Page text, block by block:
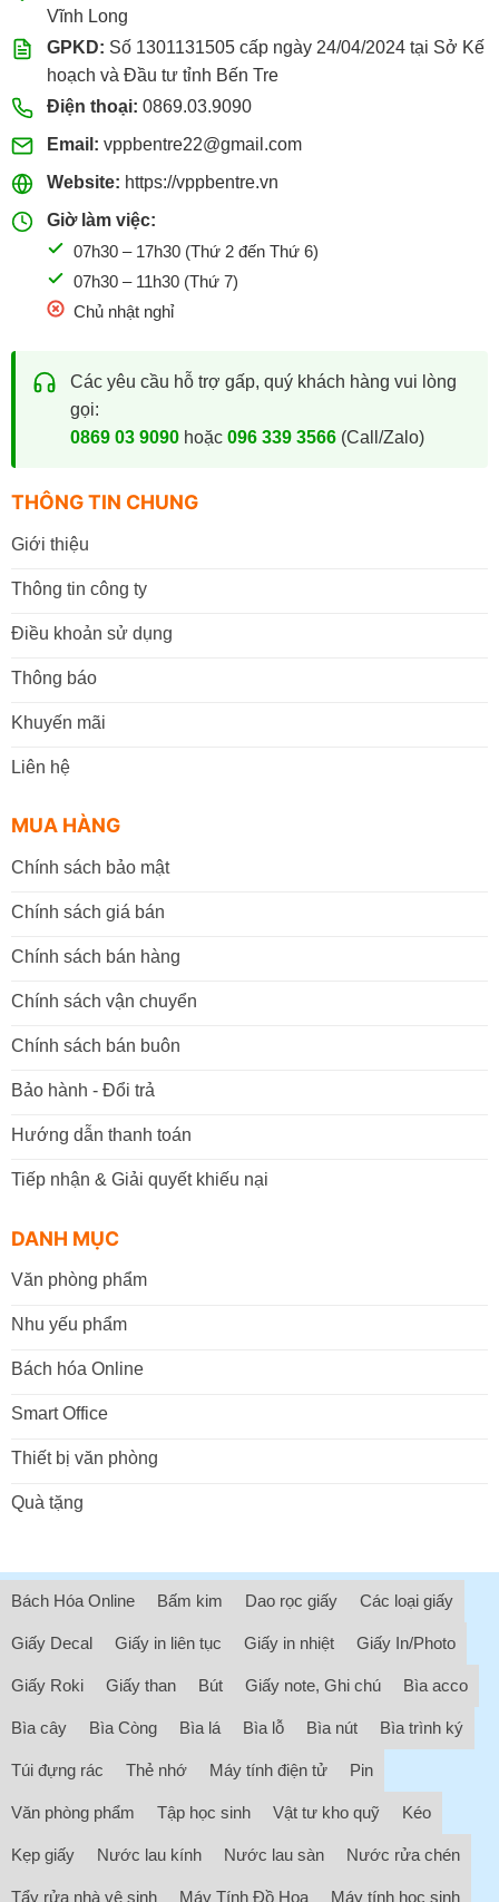
Vĩnh Long
GPKD: Số 1301131505 cấp ngày 24/04/2024 tại Sở Kế
hoạch và Đầu tư tỉnh Bến Tre
Điện thoại: 0869.03.9090
Email: vppbentre22@gmail.com
Website: https://vppbentre.vn
Giờ làm việc:
07h30 – 17h30 (Thứ 2 đến Thứ 6)
07h30 – 11h30 (Thứ 7)
Chủ nhật nghỉ
Các yêu cầu hỗ trợ gấp, quý khách hàng vui lòng
gọi:
0869 03 9090hoặc 096 339 3566(Call/Zalo)
THÔNG TIN CHUNG
Giới thiệu
Thông tin công ty
Điều khoản sử dụng
Thông báo
Khuyến mãi
Liên hệ
MUA HÀNG
Chính sách bảo mật
Chính sách giá bán
Chính sách bán hàng
Chính sách vận chuyển
Chính sách bán buôn
Bảo hành - Đổi trả
Hướng dẫn thanh toán
Tiếp nhận & Giải quyết khiếu nại
DANH MỤC
Văn phòng phẩm
Nhu yếu phẩm
Bách hóa Online
Smart Office
Thiết bị văn phòng
Quà tặng
Bách Hóa Online Bấm kim Dao rọc giấy Các loại giấy
Giấy Decal Giấy in liên tục Giấy in nhiệt Giấy In/Photo
Giấy Roki Giấy than Bút Giấy note, Ghi chú Bìa acco
Bìa cây Bìa Còng Bìa lá Bìa lỗ Bìa nút Bìa trình ký
Túi đựng rác Thẻ nhớ Máy tính điện tử Pin
Văn phòng phẩm Tập học sinh Vật tư kho quỹ Kéo
Kẹp giấy Nước lau kính Nước lau sàn Nước rửa chén
Tẩy rửa nhà vệ sinh Máy Tính Đồ Họa Máy tính học sinh